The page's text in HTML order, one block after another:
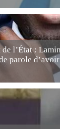
l’État :
parole